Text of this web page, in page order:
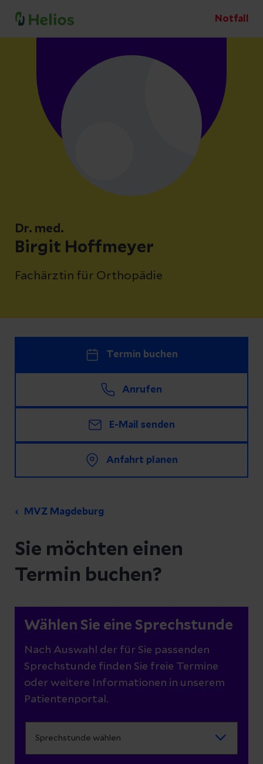
Notfall
Dr. med.
Birgit Hoffmeyer
Fachärztin für Orthopädie
Termin buchen
Anrufen
E-Mail senden
Anfahrt planen
MVZ Magdeburg
Sie möchten einen
Termin buchen?
Wählen Sie eine Sprechstunde
Nach Auswahl der für Sie passenden
Sprechstunde finden Sie freie Termine
oder weitere Informationen in unserem
Patientenportal.